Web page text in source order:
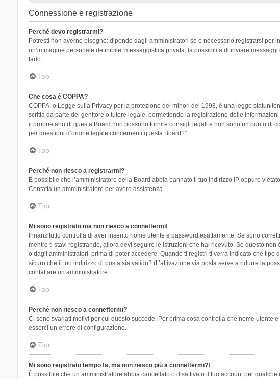
Connessione e registrazione
Perché devo registrarmi?
Potresti non averne bisogno: dipende dagli amministratori se è necessario registrarsi
un’immagine personale definibile, messaggistica privata, la possibilità di inviare
farlo.
Top
Che cosa è COPPA?
COPPA, o Legge sulla Privacy per la protezione dei minori del 1998, è una legge
scritta da parte del genitore o tutore legale, permettendo la registrazione delle
il proprietario di questa Board non possono fornire consigli legali e non sono un punto di
per questioni d’ordine legale concernenti questa Board?”.
Top
Perché non riesco a registrarmi?
È possibile che l’amministratore della Board abbia bannato il tuo indirizzo IP oppure
Contatta un amministratore per avere assistenza.
Top
Mi sono registrato ma non riesco a connettermi!
Innanzitutto controlla di aver inserito nome utente e password esattamente. Se sono
mentre ti stavi registrando, allora devi seguire le istruzioni che hai ricevuto. Se questo
o dagli amministratori, prima di poter accedere. Quando ti registri ti verrà indicato che
sicuro che il tuo indirizzo di posta sia valido? (L’attivazione via posta serve a ridurre la
contattare un amministratore.
Top
Perché non riesco a connettermi?
Ci sono svariati motivi per cui questo succede. Per prima cosa controlla che nome utente
esserci un errore di configurazione.
Top
Mi sono registrato tempo fa, ma non riesco più a connettermi?!
È possibile che un amministratore abbia cancellato o disattivato il tuo account per